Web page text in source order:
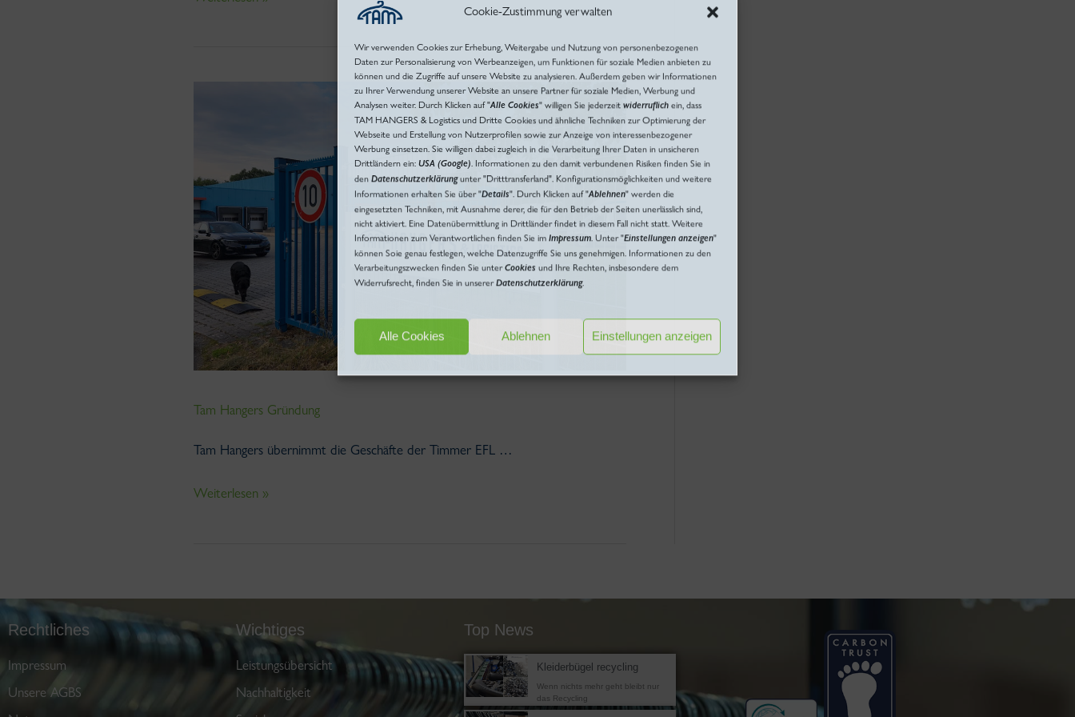
Cookie-Zustimmung verwalten
Wir verwenden Cookies zur Erhebung, Weitergabe und Nutzung von personenbezogenen
Daten zur Personalisierung von Werbeanzeigen, um Funktionen für soziale Medien anbieten zu
können und die Zugriffe auf unsere Website zu analysieren. Außerdem geben wir Informationen
zu Ihrer Verwendung unserer Website an unsere Partner für soziale Medien, Werbung und
Analysen weiter. Durch Klicken auf "Alle Cookies" willigen Sie jederzeit widerruflich ein, dass
TAM HANGERS & Logistics und Dritte Cookies und ähnliche Techniken zur Optimierung der
Webseite und Erstellung von Nutzerprofilen sowie zur Anzeige von interessenbezogener
Werbung einsetzen. Sie willigen dabei zugleich in die Verarbeitung Ihrer Daten in unsicheren
Drittländern ein: USA (Google). Informationen zu den damit verbundenen Risiken finden Sie in
den Datenschutzerklärungunter "Dritttransferland". Konfigurationsmöglichkeiten und weitere
Informationen erhalten Sie über "Details". Durch Klicken auf "Ablehnen" werden die
eingesetzten Techniken, mit Ausnahme derer, die für den Betrieb der Seiten unerlässlich sind,
nicht aktiviert. Eine Datenübermittlung in Drittländer findet in diesem Fall nicht statt. Weitere
Informationen zum Verantwortlichen finden Sie im Impressum. Unter "Einstellungen anzeigen"
können Soie genau festlegen, welche Datenzugriffe Sie uns genehmigen. Informationen zu den
Verarbeitungszwecken finden Sie unterCookies und Ihre Rechten, insbesondere dem
Widerrufsrecht, finden Sie in unsererDatenschutzerklärung.
Alle Cookies Ablehnen Einstellungen anzeigen
Tam Hangers Gründung
Tam Hangers übernimmt die Geschäfte der Timmer EFL …
Weiterlesen »
Rechtliches
Impressum
Unsere AGBS
Wichtiges
Leistungsübersicht
Nachhaltigkeit
Top News
Kleiderbügel recycling
Wenn nichts mehr geht bleibt nur
das Recycling